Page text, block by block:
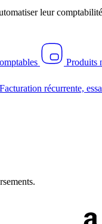
leur
Produits
Facturation récurrente,